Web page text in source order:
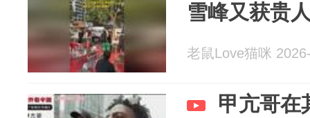
雪峰又获贵
老鼠Love猫咪
甲亢哥在